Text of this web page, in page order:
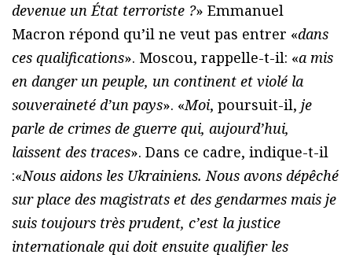
devenue un État terroriste ?» Emmanuel
Macron répond qu’il ne veut pas entrer «dans
ces qualifications». Moscou, rappelle-t-il: «a mis
en danger un peuple, un continent et violé la
souveraineté d’un pays». «Moi, poursuit-il, je
parle de crimes de guerre qui, aujourd’hui,
laissent des traces». Dans ce cadre, indique-t-il
:«Nous aidons les Ukrainiens. Nous avons dépêché
sur place des magistrats et des gendarmes mais je
suis toujours très prudent, c’est la justice
internationale qui doit ensuite qualifier les